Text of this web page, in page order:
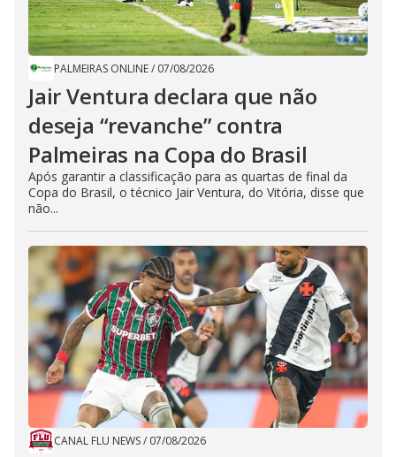
PALMEIRAS ONLINE/ 07/08/2026
Jair Ventura declara que não
deseja “revanche” contra
Palmeiras na Copa do Brasil
Após garantir a classificação para as quartas de final da
Copa do Brasil, o técnico Jair Ventura, do Vitória, disse que
não...
CANAL FLU NEWS/ 07/08/2026